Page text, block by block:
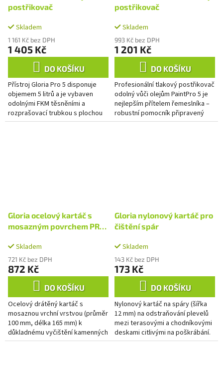
postřikovač
Skladem
1 161 Kč bez DPH
1 405 Kč
DO KOŠÍKU
Přístroj Gloria Pro 5 disponuje
objemem 5 litrů a je vybaven
odolnými FKM těsněními a
rozprašovací trubkou s plochou
tryskou typ 8002 E. Díky velkému
postřikovač
Skladem
993 Kč bez DPH
1 201 Kč
DO KOŠÍKU
Profesionální tlakový postřikovač
odolný vůči olejům PaintPro 5 je
nejlepším přítelem řemeslníka –
robustní pomocník připravený
pro široké spektrum aplikací:
Gloria ocelový kartáč s
mosazným povrchem PRO
Skladem
721 Kč bez DPH
872 Kč
DO KOŠÍKU
Ocelový drátěný kartáč s
mosaznou vrchní vrstvou (průměr
100 mm, délka 165 mm) k
důkladnému vyčištění kamenných
povrchů. Vhodný k odstranění
Gloria nylonový kartáč pro
čištění spár
Skladem
143 Kč bez DPH
173 Kč
DO KOŠÍKU
Nylonový kartáč na spáry (šířka
12 mm) na odstraňování plevelů
mezi terasovými a chodníkovými
deskami citlivými na poškrábání.
Příslušenství pro přístroje